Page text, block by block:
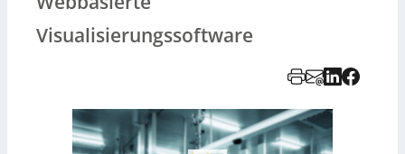
Visualisierungssoftware